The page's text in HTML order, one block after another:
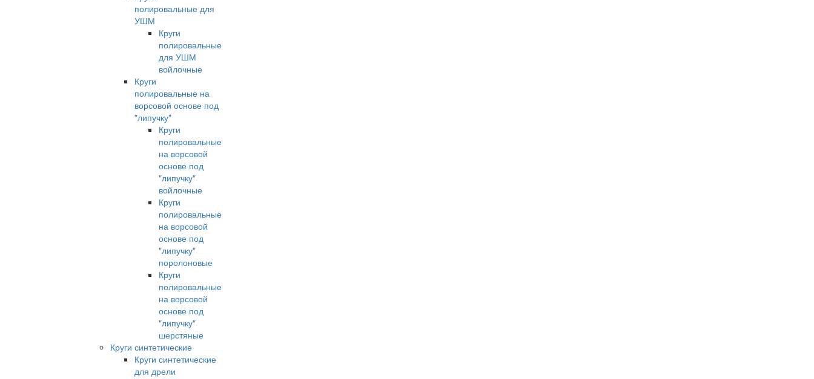
полировальные для
УШМ
Круги
полировальные
для УШМ
войлочные
Круги
полировальные на
ворсовой основе под
"липучку"
Круги
полировальные
на ворсовой
основе под
"липучку"
войлочные
Круги
полировальные
на ворсовой
основе под
"липучку"
поролоновые
Круги
полировальные
на ворсовой
основе под
"липучку"
шерстяные
Круги синтетические
Круги синтетические
для дрели